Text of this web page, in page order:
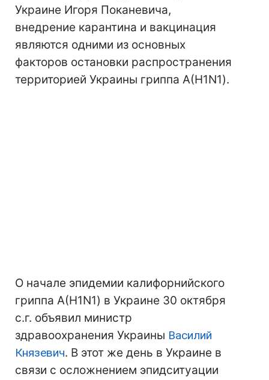
Украине Игоря Поканевича,
внедрение карантина и вакцинация
являются одними из основных
факторов остановки распространения
территорией Украины гриппа А(H1N1).
О начале эпидемии калифорнийского
гриппа А(H1N1) в Украине 30 октября
с.г. объявил министр
здравоохранения Украины Василий
Князевич. В этот же день в Украине в
связи с осложнением эпидситуации